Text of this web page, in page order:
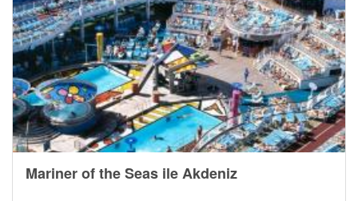
Mariner of the Seas ile Akdeniz